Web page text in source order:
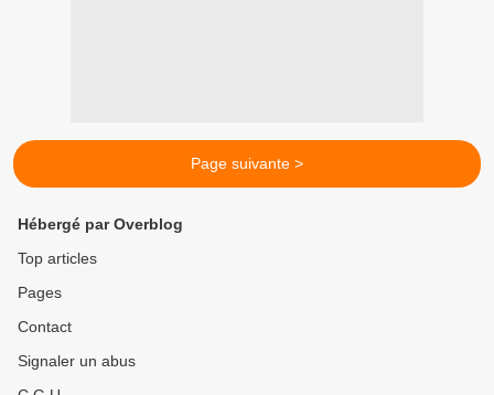
Page suivante >
Hébergé par Overblog
Top articles
Pages
Contact
Signaler un abus